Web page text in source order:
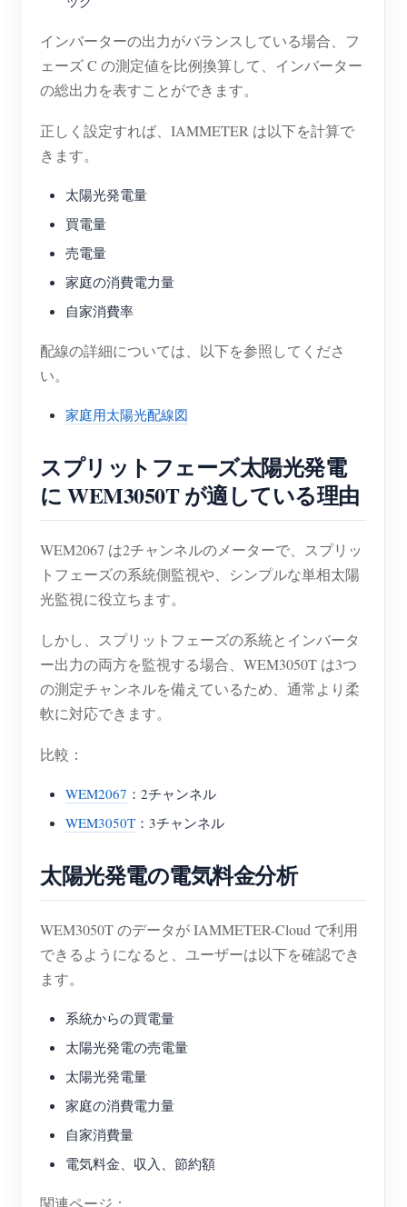
インバーターの出力がバランスしている場合、フ
ェーズ C の測定値を比例換算して、インバーター
の総出力を表すことができます。
正しく設定すれば、IAMMETER は以下を計算で
きます。
太陽光発電量
買電量
売電量
家庭の消費電力量
自家消費率
配線の詳細については、以下を参照してくださ
い。
家庭用太陽光配線図
スプリットフェーズ太陽光発電
に WEM3050T が適している理由
WEM2067 は2チャンネルのメーターで、スプリッ
トフェーズの系統側監視や、シンプルな単相太陽
光監視に役立ちます。
しかし、スプリットフェーズの系統とインバータ
ー出力の両方を監視する場合、WEM3050T は3つ
の測定チャンネルを備えているため、通常より柔
軟に対応できます。
比較：
WEM2067 ：2チャンネル
WEM3050T ：3チャンネル
太陽光発電の電気料金分析
WEM3050T のデータが IAMMETER-Cloud で利用
できるようになると、ユーザーは以下を確認でき
ます。
系統からの買電量
太陽光発電の売電量
太陽光発電量
家庭の消費電力量
自家消費量
電気料金、収入、節約額